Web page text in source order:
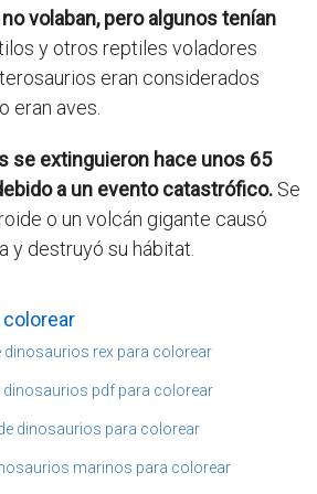
volaban, pero algunos tenían
y otros reptiles voladores
eran considerados
eran aves.
se extinguieron hace unos 65
a un evento catastrófico. Se
o un volcán gigante causó
y destruyó su hábitat.
dinosaurios rex para colorear
dinosaurios pdf para colorear
dinosaurios para colorear
marinos para colorear